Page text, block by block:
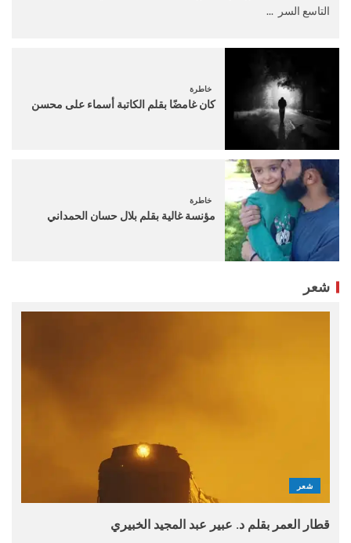
التاسع السر ...
خاطرة
كان غامضًا بقلم الكاتبة أسماء على محسن
خاطرة
مؤنسة غالية بقلم بلال حسان الحمداني
شعر
شعر
قطار العمر بقلم د. عبير عبد المجيد الخبيري